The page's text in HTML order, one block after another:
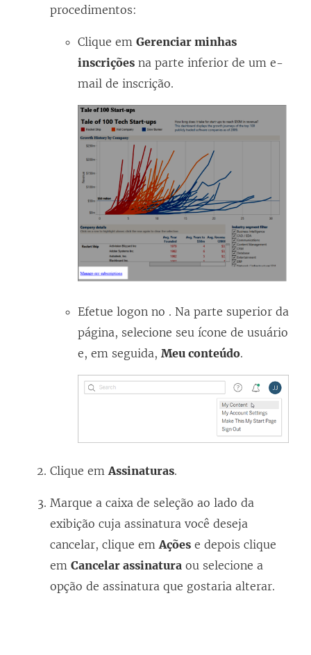
procedimentos:
Clique em Gerenciar minhas
inscrições na parte inferior de um e-
mail de inscrição.
Efetue logon no . Na parte superior da
página, selecione seu ícone de usuário
e, em seguida, Meu conteúdo.
Clique em Assinaturas.
Marque a caixa de seleção ao lado da
exibição cuja assinatura você deseja
cancelar, clique em Ações e depois clique
em Cancelar assinatura ou selecione a
opção de assinatura que gostaria alterar.